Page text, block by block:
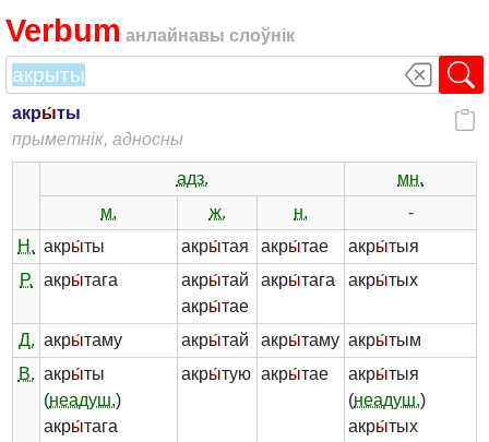
Verbum анлайнавы слоўнік
акры́ты
прыметнік, адносны
адз.
мн.
м.
ж. н.
-
Н. акры́ты акры́тая акры́тае акры́тыя
Р.
акры́тага акры́тай
акры́тае
акры́тага акры́тых
Д. акры́таму акры́тай акры́таму акры́тым
В. акры́ты
(неадуш.)
акры́тага
акры́тую акры́тае акры́тыя
(неадуш.)
акры́тых